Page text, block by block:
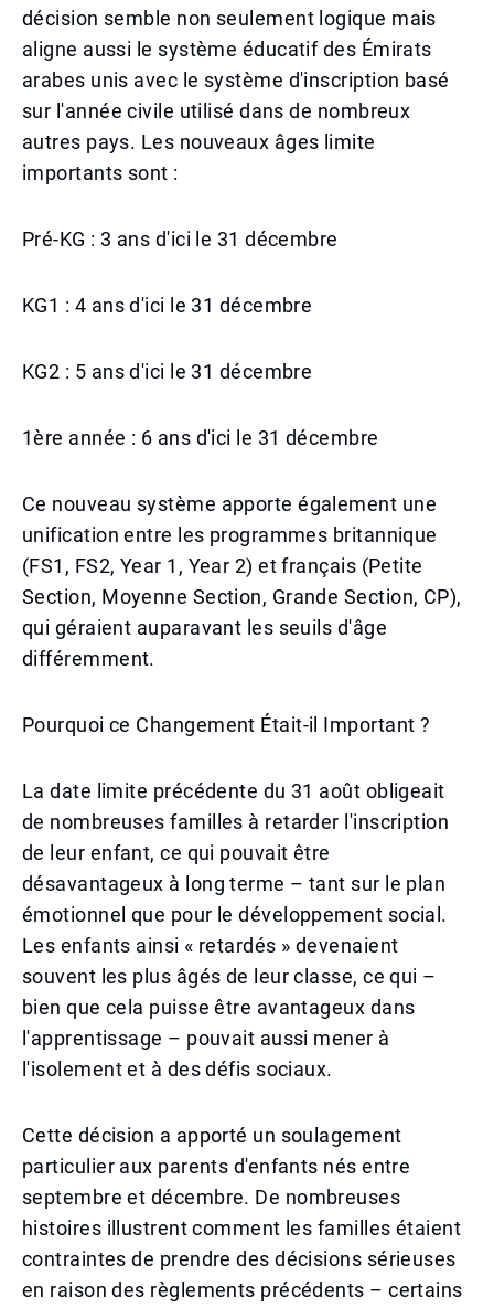
décision semble non seulement logique mais
aligne aussi le système éducatif des Émirats
arabes unis avec le système d'inscription basé
sur l'année civile utilisé dans de nombreux
autres pays. Les nouveaux âges limite
importants sont :
Pré-KG : 3 ans d'ici le 31 décembre
KG1 : 4 ans d'ici le 31 décembre
KG2 : 5 ans d'ici le 31 décembre
1ère année : 6 ans d'ici le 31 décembre
Ce nouveau système apporte également une
unification entre les programmes britannique
(FS1, FS2, Year 1, Year 2) et français (Petite
Section, Moyenne Section, Grande Section, CP),
qui géraient auparavant les seuils d'âge
différemment.
Pourquoi ce Changement Était-il Important ?
La date limite précédente du 31 août obligeait
de nombreuses familles à retarder l'inscription
de leur enfant, ce qui pouvait être
désavantageux à long terme – tant sur le plan
émotionnel que pour le développement social.
Les enfants ainsi « retardés » devenaient
souvent les plus âgés de leur classe, ce qui –
bien que cela puisse être avantageux dans
l'apprentissage – pouvait aussi mener à
l'isolement et à des défis sociaux.
Cette décision a apporté un soulagement
particulier aux parents d'enfants nés entre
septembre et décembre. De nombreuses
histoires illustrent comment les familles étaient
contraintes de prendre des décisions sérieuses
en raison des règlements précédents – certains